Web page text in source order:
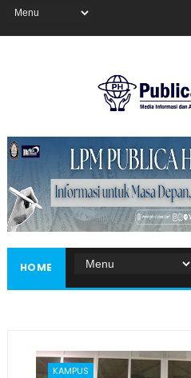
Masukkan iklan disini!
HOME
KAMPUS